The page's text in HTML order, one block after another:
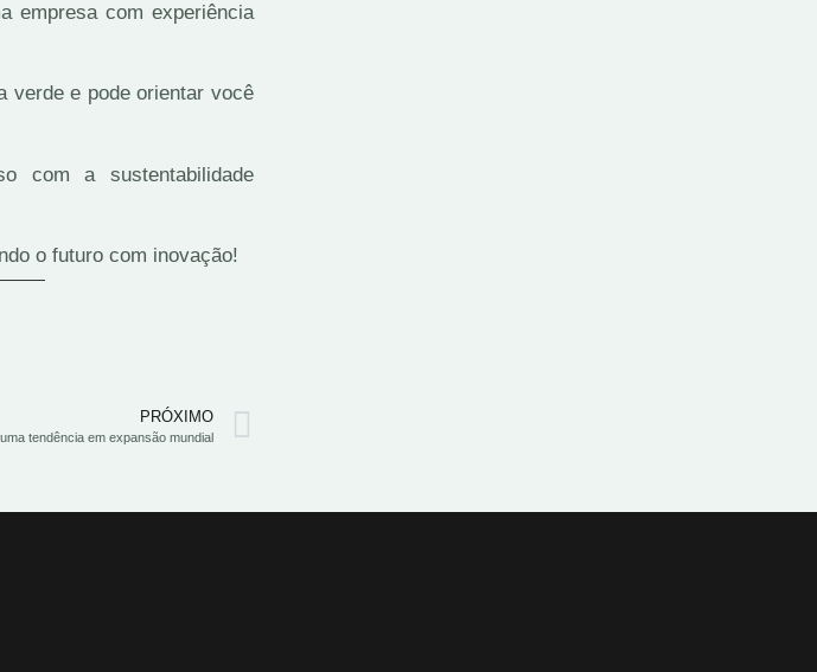
empresa com experiência
verde e pode orientar você
com a sustentabilidade
o futuro com inovação!
PRÓXIMO
tendência em expansão mundial